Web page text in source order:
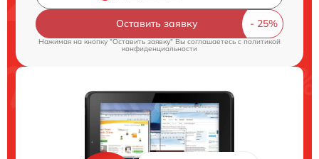
Оставить заявку
Нажимая на кнопку "Оставить заявку" Вы соглашаетесь cполитикой
конфиденциальности